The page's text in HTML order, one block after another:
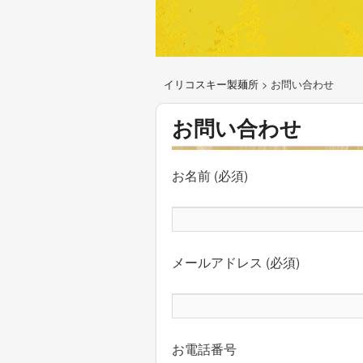
イリコスキー製麺所 > お問い合わせ
お問い合わせ
お名前 (必須)
メールアドレス (必須)
お電話番号